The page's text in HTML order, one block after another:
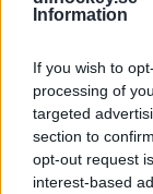
Information
If you wish to
processing of
targeted
section to
opt-out request
interest-based
laget. På
spelarna när
Tidigare i
totalt i NHL-
därefter på ett